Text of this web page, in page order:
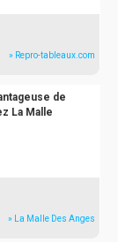
» Repro-tableaux.com
de
La Malle
» La Malle Des Anges